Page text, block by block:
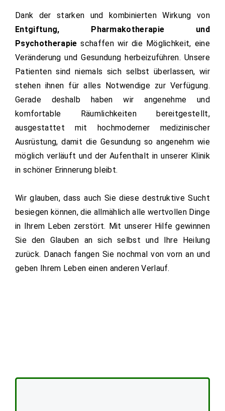
Dank der starken und kombinierten Wirkung von
Entgiftung, Pharmakotherapie und
Psychotherapie schaffen wir die Möglichkeit, eine
Veränderung und Gesundung herbeizuführen. Unsere
Patienten sind niemals sich selbst überlassen, wir
stehen ihnen für alles Notwendige zur Verfügung.
Gerade deshalb haben wir angenehme und
komfortable Räumlichkeiten bereitgestellt,
ausgestattet mit hochmoderner medizinischer
Ausrüstung, damit die Gesundung so angenehm wie
möglich verläuft und der Aufenthalt in unserer Klinik
in schöner Erinnerung bleibt.
Wir glauben, dass auch Sie diese destruktive Sucht
besiegen können, die allmählich alle wertvollen Dinge
in Ihrem Leben zerstört. Mit unserer Hilfe gewinnen
Sie den Glauben an sich selbst und Ihre Heilung
zurück. Danach fangen Sie nochmal von vorn an und
geben Ihrem Leben einen anderen Verlauf.